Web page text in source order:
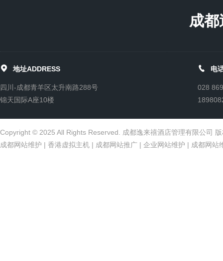
成
 地址ADDRESS
四川-成都青羊区太升南路288号
锦天国际A座10楼
 电
028
Copyright © 2025 All Rights Reserved. 成都逸来禧酒店管理有限公司
成都网站维护 | 香港虚拟主机 | 成都网站推广 | 企业网站维护 | 成都网站